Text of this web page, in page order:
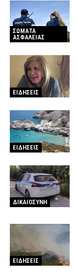
ΣΩΜΑΤΑ
ΑΣΦΑΛΕΙΑΣ
ΕΙΔΗΣΕΙΣ
ΕΙΔΗΣΕΙΣ
ΔΙΚΑΙΟΣΥΝΗ
ΕΙΔΗΣΕΙΣ